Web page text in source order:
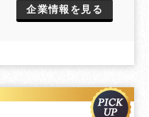
企業情報を見る